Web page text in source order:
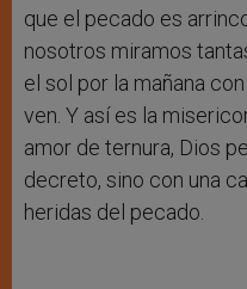
que el pecado es
nosotros miramos
el sol por la mañana
ven. Y así es la
amor de ternura, Dios
decreto, sino con una
heridas del pecado.